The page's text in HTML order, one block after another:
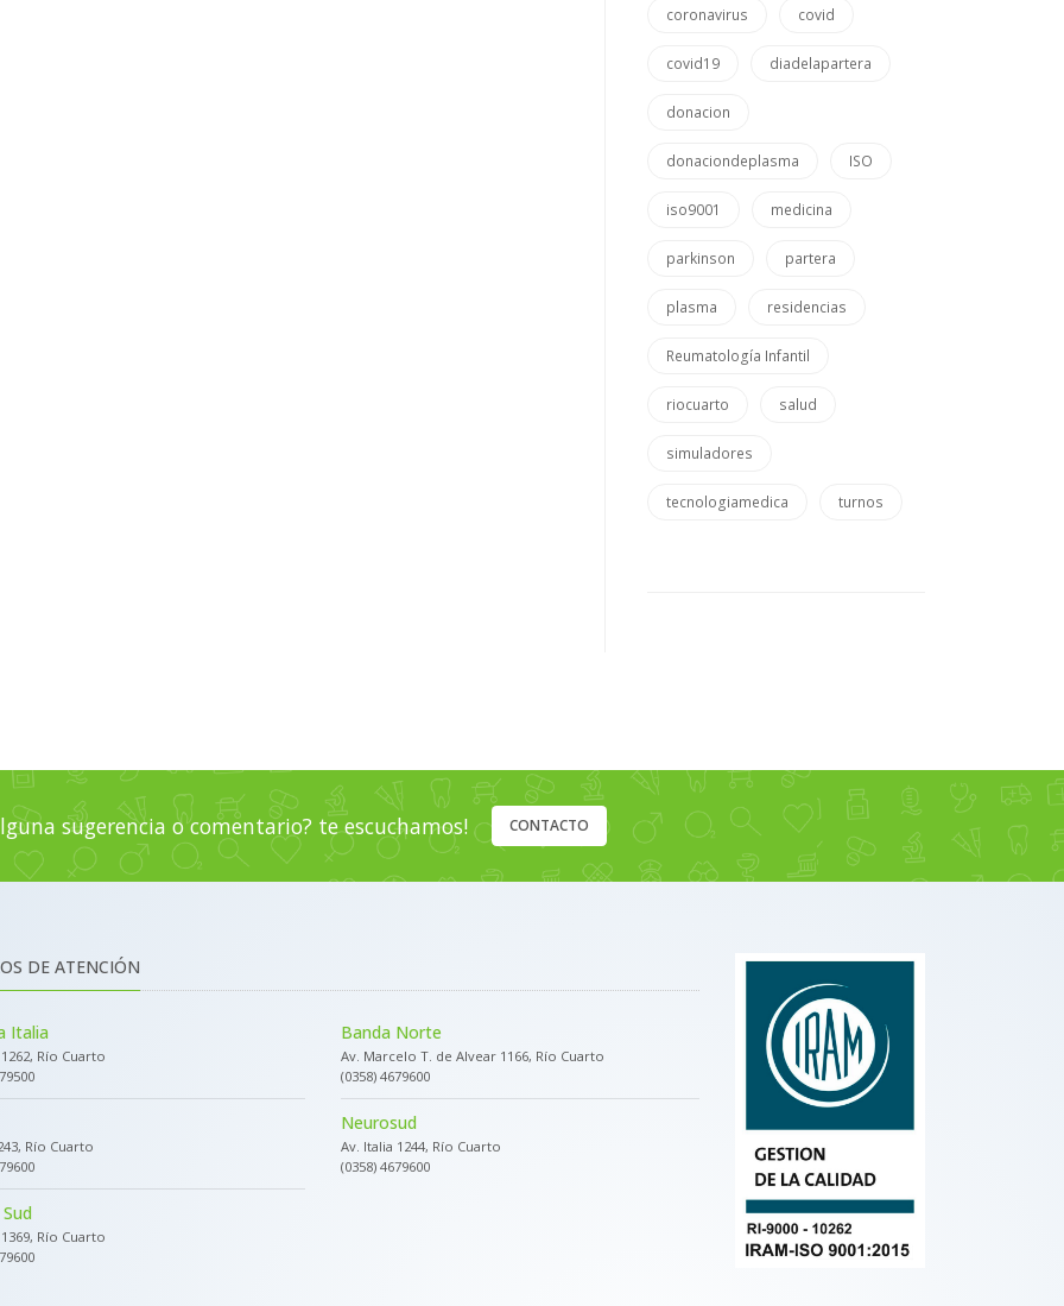
coronavirus covid
covid19 diadelapartera
donacion
donaciondeplasma ISO
iso9001 medicina
parkinson partera
plasma residencias
Reumatología Infantil
riocuarto salud
simuladores
tecnologiamedica turnos
sugerencia o comentario? te escuchamos! CONTACTO
DE ATENCIÓN
Italia
Río Cuarto
Río Cuarto
Río Cuarto
Banda Norte
Av. Marcelo T. de Alvear 1166, Río Cuarto
(0358) 4679600
Neurosud
Av. Italia 1244, Río Cuarto
(0358) 4679600